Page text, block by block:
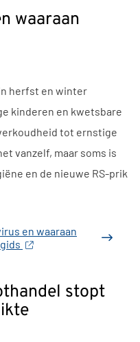
waaraan
herfst en winter
kinderen en kwetsbare
tot ernstige
vanzelf, maar soms is
en de nieuwe RS-prik
en waaraan
stopt